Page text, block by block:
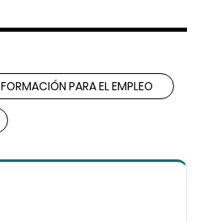
FORMACIÓN PARA EL EMPLEO